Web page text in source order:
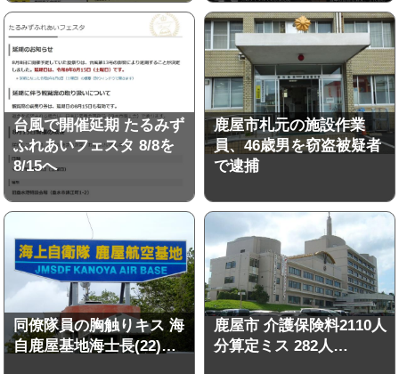
台風で開催延期 たるみず
ふれあいフェスタ 8/8を
8/15へ
鹿屋市札元の施設作業
員、46歳男を窃盗被疑者
で逮捕
同僚隊員の胸触りキス 海
自鹿屋基地海士長(22)…
鹿屋市 介護保険料2110人
分算定ミス 282人…